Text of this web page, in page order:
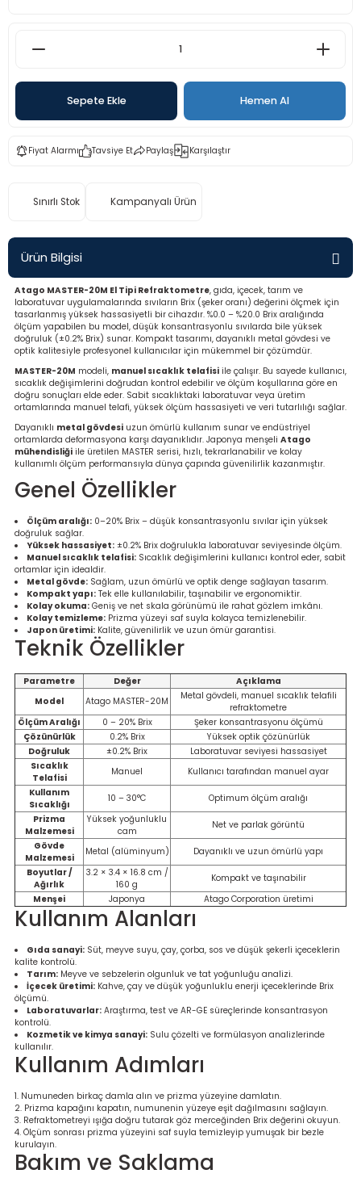
Cihazı
Cihazı
Cihazı
Ölçer
Ölçerler
Sepete Ekle Hemen Al
Fiyat Alarmı Tavsiye Et Paylaş Karşılaştır
Sınırlı Stok Kampanyalı Ürün
Ürün Bilgisi
Atago MASTER-20M El Tipi Refraktometre, gıda, içecek, tarım ve
laboratuvar uygulamalarında sıvıların Brix (şeker oranı) değerini ölçmek için
tasarlanmış yüksek hassasiyetli bir cihazdır. %0.0 – %20.0 Brix aralığında
ölçüm yapabilen bu model, düşük konsantrasyonlu sıvılarda bile yüksek
doğruluk (±0.2% Brix) sunar. Kompakt tasarımı, dayanıklı metal gövdesi ve
optik kalitesiyle profesyonel kullanıcılar için mükemmel bir çözümdür.
MASTER-20M modeli, manuel sıcaklık telafisi ile çalışır. Bu sayede kullanıcı,
sıcaklık değişimlerini doğrudan kontrol edebilir ve ölçüm koşullarına göre en
doğru sonuçları elde eder. Sabit sıcaklıktaki laboratuvar veya üretim
ortamlarında manuel telafi, yüksek ölçüm hassasiyeti ve veri tutarlılığı sağlar.
Dayanıklı metal gövdesi uzun ömürlü kullanım sunar ve endüstriyel
ortamlarda deformasyona karşı dayanıklıdır. Japonya menşeli Atago
mühendisliği ile üretilen MASTER serisi, hızlı, tekrarlanabilir ve kolay
kullanımlı ölçüm performansıyla dünya çapında güvenilirlik kazanmıştır.
Genel Özellikler
Ölçüm aralığı: 0–20% Brix – düşük konsantrasyonlu sıvılar için yüksek
doğruluk sağlar.
Yüksek hassasiyet: ±0.2% Brix doğrulukla laboratuvar seviyesinde ölçüm.
Manuel sıcaklık telafisi: Sıcaklık değişimlerini kullanıcı kontrol eder, sabit
ortamlar için idealdir.
Metal gövde: Sağlam, uzun ömürlü ve optik denge sağlayan tasarım.
Kompakt yapı: Tek elle kullanılabilir, taşınabilir ve ergonomiktir.
Kolay okuma: Geniş ve net skala görünümü ile rahat gözlem imkânı.
Kolay temizleme: Prizma yüzeyi saf suyla kolayca temizlenebilir.
Japon üretimi: Kalite, güvenilirlik ve uzun ömür garantisi.
Teknik Özellikler
Parametre Değer
Açıklama
Model
Atago MASTER-20M
Metal gövdeli, manuel sıcaklık telafili
refraktometre
Ölçüm Aralığı
0 – 20% Brix
Şeker konsantrasyonu ölçümü
Çözünürlük
0.2% Brix
Yüksek optik çözünürlük
Doğruluk
±0.2% Brix
Laboratuvar seviyesi hassasiyet
Sıcaklık
Telafisi
Manuel
Kullanıcı tarafından manuel ayar
Kullanım
Sıcaklığı
10 – 30°C
Optimum ölçüm aralığı
Prizma
Malzemesi
Yüksek yoğunluklu
cam
Net ve parlak görüntü
Gövde
Malzemesi
Metal (alüminyum)
Dayanıklı ve uzun ömürlü yapı
Boyutlar /
Ağırlık
3.2 × 3.4 × 16.8 cm /
160 g
Kompakt ve taşınabilir
Menşei
Japonya Atago Corporation üretimi
Kullanım Alanları
Gıda sanayi: Süt, meyve suyu, çay, çorba, sos ve düşük şekerli içeceklerin
kalite kontrolü.
Tarım: Meyve ve sebzelerin olgunluk ve tat yoğunluğu analizi.
İçecek üretimi: Kahve, çay ve düşük yoğunluklu enerji içeceklerinde Brix
ölçümü.
Laboratuvarlar: Araştırma, test ve AR-GE süreçlerinde konsantrasyon
kontrolü.
Kozmetik ve kimya sanayi: Sulu çözelti ve formülasyon analizlerinde
kullanılır.
Kullanım Adımları
Numuneden birkaç damla alın ve prizma yüzeyine damlatın.
Prizma kapağını kapatın, numunenin yüzeye eşit dağılmasını sağlayın.
Refraktometreyi ışığa doğru tutarak göz merceğinden Brix değerini okuyun.
Ölçüm sonrası prizma yüzeyini saf suyla temizleyip yumuşak bir bezle
kurulayın.
Bakım ve Saklama